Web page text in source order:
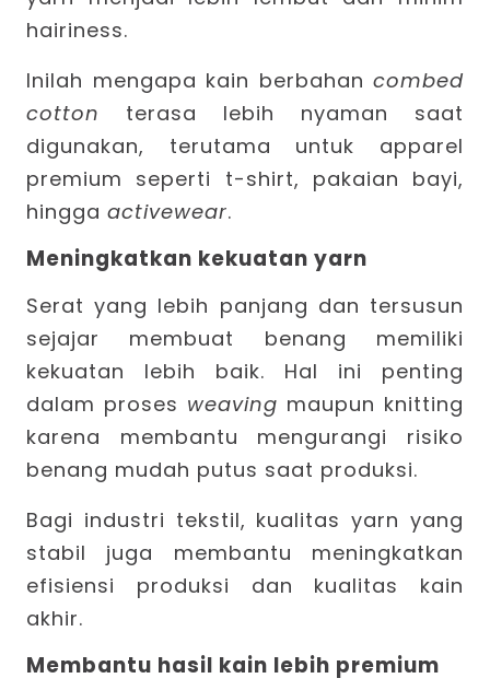
hairiness.
Inilah mengapa kain berbahan combed
cotton terasa lebih nyaman saat
digunakan, terutama untuk apparel
premium seperti t-shirt, pakaian bayi,
hingga activewear.
Meningkatkan kekuatan yarn
Serat yang lebih panjang dan tersusun
sejajar membuat benang memiliki
kekuatan lebih baik. Hal ini penting
dalam proses weaving maupun knitting
karena membantu mengurangi risiko
benang mudah putus saat produksi.
Bagi industri tekstil, kualitas yarn yang
stabil juga membantu meningkatkan
efisiensi produksi dan kualitas kain
akhir.
Membantu hasil kain lebih premium